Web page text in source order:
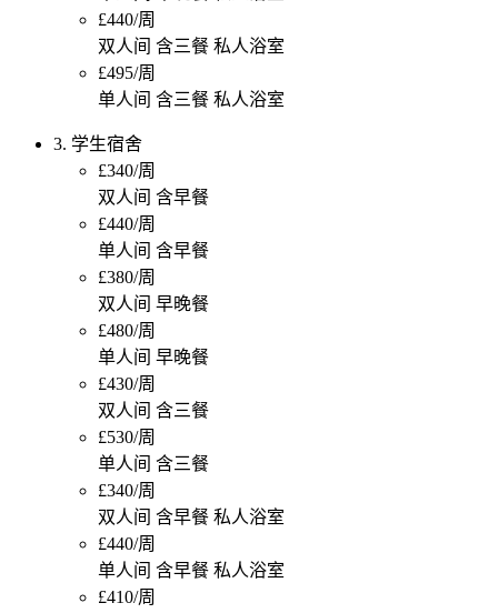
£440/周
双人间 含三餐 私人浴室
£495/周
单人间 含三餐 私人浴室
3. 学生宿舍
£340/周
双人间 含早餐
£440/周
单人间 含早餐
£380/周
双人间 早晚餐
£480/周
单人间 早晚餐
£430/周
双人间 含三餐
£530/周
单人间 含三餐
£340/周
双人间 含早餐 私人浴室
£440/周
单人间 含早餐 私人浴室
£410/周